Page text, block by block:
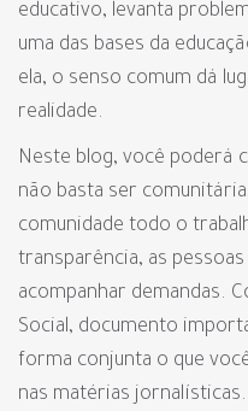
educativo, levanta
uma das bases da
ela, o senso comum dá
realidade.
Neste blog, você poderá
não basta ser
comunidade todo o
transparência, as
acompanhar demandas.
Social, documento
forma conjunta o que
nas matérias jornalísticas.